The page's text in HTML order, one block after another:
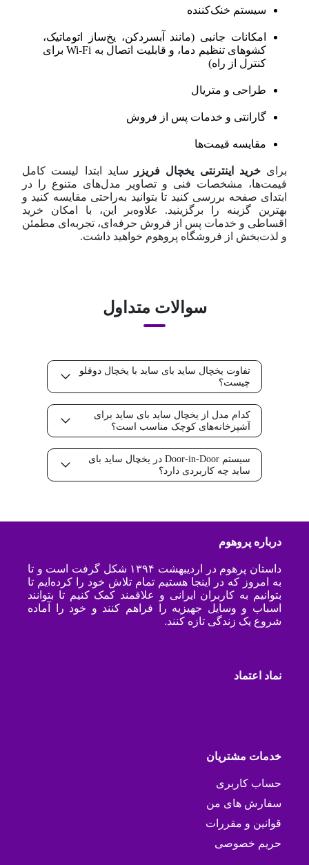
سیستم خنک‌کننده
امکانات جانبی (مانند آبسردکن، یخ‌ساز اتوماتیک،
کشوهای تنظیم دما، و قابلیت اتصال به Wi-Fi برای
کنترل از راه)
طراحی و متریال
گارانتی و خدمات پس از فروش
مقایسه قیمت‌ها
برایخرید اینترنتی یخچال فریزر
ساید ابتدا لیست کامل
قیمت‌ها، مشخصات فنی و تصاویر مدل‌های متنوع را در
ابتدای صفحه بررسی کنید تا بتوانید به‌راحتی مقایسه کنید و
بهترین گزینه را برگزینید. علاوه‌بر این، با امکان خرید
اقساطی و خدمات پس از فروش حرفه‌ای، تجربه‌ای مطمئن
و لذت‌بخش از فروشگاه پروهوم خواهید داشت.
سوالات متداول
تفاوت یخچال ساید بای ساید با یخچال دوقلو
چیست؟
کدام مدل از یخچال ساید بای ساید برای
آشپزخانه‌های کوچک مناسب است؟
سیستم Door-in-Door در یخچال ساید بای
ساید چه کاربردی دارد؟
درباره پروهوم
داستان پرهوم در اردیبهشت ۱۳۹۴ شکل گرفت است و تا
به امروز که در اینجا هستیم تمام تلاش خود را کرده‌ایم تا
بتوانیم به کاربران ایرانی و علاقمند کمک کنیم تا بتوانند
اسباب و وسایل جهیزیه را فراهم کنند و خود را آماده
شروع یک زندگی تازه کنند.
نماد اعتماد
خدمات مشتریان
حساب کاربری
سفارش های من
قوانین و مقررات
حریم خصوصی